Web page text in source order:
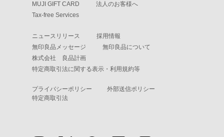
MUJI GIFT CARD
法人のお客様へ
Tax-free Services
ニュースリリース
採用情報
無印良品メッセージ
無印良品について
株式会社 良品計画
特定商取引法に関する表示・利用規約等
プライバシーポリシー
外部送信ポリシー
特定商取引法